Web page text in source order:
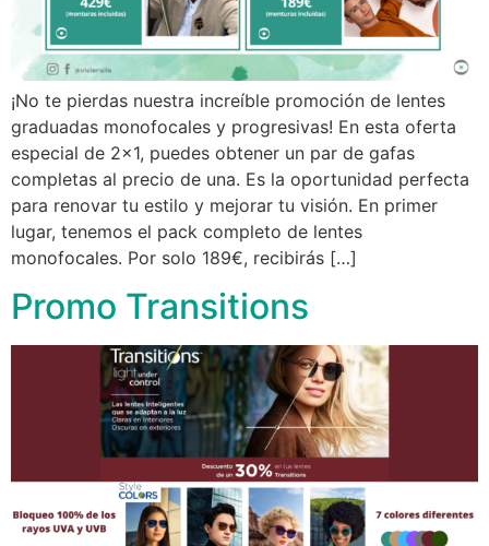
¡No te pierdas nuestra increíble promoción de lentes
graduadas monofocales y progresivas! En esta oferta
especial de 2×1, puedes obtener un par de gafas
completas al precio de una. Es la oportunidad perfecta
para renovar tu estilo y mejorar tu visión. En primer
lugar, tenemos el pack completo de lentes
monofocales. Por solo 189€, recibirás […]
Promo Transitions